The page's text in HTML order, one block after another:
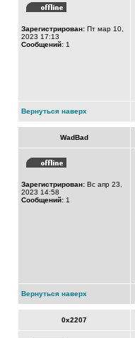
Зарегистрирован: Пт мар 10,
2023 17:13
Сообщений: 1
Вернуться наверх
WadBad
Зарегистрирован: Вс апр 23,
2023 14:58
Сообщений: 1
Вернуться наверх
0x2207